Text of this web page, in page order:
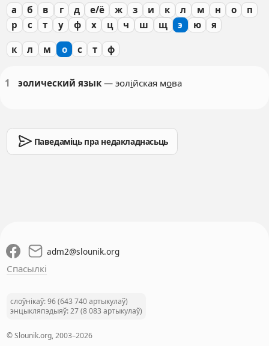
а б в г д е/ё ж з и к л м н о
п
р
с т у ф х ц ч ш щ э ю я
к л м о с т ф
1 эолический язык — эолійская мова
Паведаміць пра недакладнасьць
adm2@slounik.org
Спасылкі
слоўнікаў: 96 (643 740 артыкулаў)
энцыкляпэдыяў: 27 (8 083 артыкулаў)
© Slounik.org, 2003–2026